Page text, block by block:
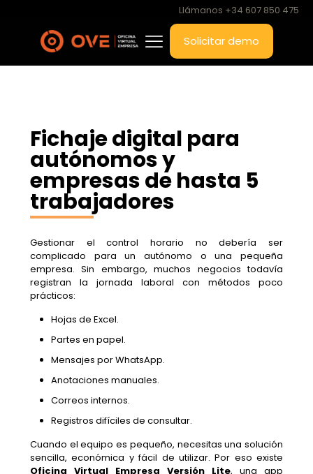
Llámanos +34 607 850 475
Solicitar demo
Fichaje digital para
autónomos y
empresas de hasta 5
trabajadores
Gestionar el control horario no debería ser
complicado para un autónomo o una pequeña
empresa. Sin embargo, muchos negocios todavía
registran la jornada laboral con métodos poco
prácticos:
Hojas de Excel.
Partes en papel.
Mensajes por WhatsApp.
Anotaciones manuales.
Correos internos.
Registros difíciles de consultar.
Cuando el equipo es pequeño, necesitas una solución
sencilla, económica y fácil de utilizar. Por eso existe
Oficina Virtual Empresa Versión Lite, una app